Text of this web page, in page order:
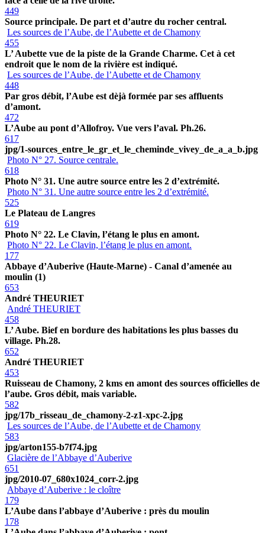
449
Source principale. De part et d’autre du rocher central.
Les sources de l’Aube, de l’Aubette et de Chamony
455
L’ Aubette vue de la piste de la Grande Charme. Cet à cet
endroit que le nom de la rivière est indiqué.
Les sources de l’Aube, de l’Aubette et de Chamony
448
Par gros débit, l’Aube est dèjà formée par ses affluents
d’amont.
472
L’Aube au pont d’Allofroy. Vue vers l’aval. Ph.26.
617
jpg/1-sources_entre_le_gr_et_le_cheminde_vivey_de_a_a_b.jpg
Photo N° 27. Source centrale.
618
Photo N° 31. Une autre source entre les 2 d’extrémité.
Photo N° 31. Une autre source entre les 2 d’extrémité.
525
Le Plateau de Langres
619
Photo N° 22. Le Clavin, l’étang le plus en amont.
Photo N° 22. Le Clavin, l’étang le plus en amont.
177
Abbaye d’Auberive (Haute-Marne) - Canal d’amenée au
moulin (1)
653
André THEURIET
André THEURIET
458
L’ Aube. Bief en bordure des habitations les plus basses du
village. Ph.28.
652
André THEURIET
453
Ruisseau de Chamony, 2 kms en amont des sources officielles de
l’aube. Gros débit, mais variable.
582
jpg/17b_risseau_de_chamony-2-z1-xpc-2.jpg
Les sources de l’Aube, de l’Aubette et de Chamony
583
jpg/arton155-b7f74.jpg
Glacière de l’Abbaye d’Auberive
651
jpg/2010-07_680x1024_corr-2.jpg
Abbaye d’Auberive : le cloître
179
L’Aube dans l’abbaye d’Auberive : près du moulin
178